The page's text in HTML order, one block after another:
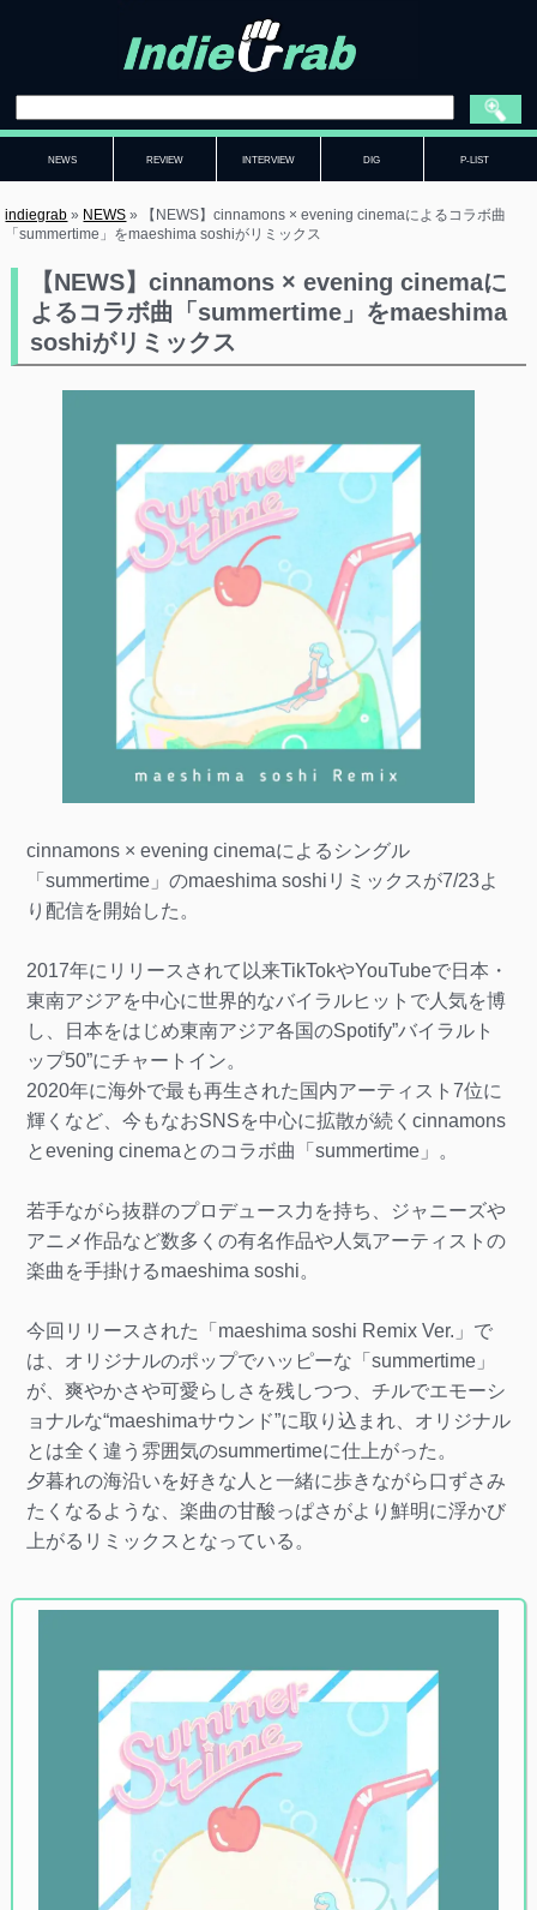
NEWS REVIEW INTERVIEW DIG P-LIST
indiegrab » NEWS »
【NEWS】cinnamons × evening cinemaによるコラボ曲
「summertime」をmaeshima soshiがリミックス
【NEWS】cinnamons × evening cinemaに
よるコラボ曲「summertime」をmaeshima
soshiがリミックス
cinnamons × evening cinemaによるシングル
「summertime」のmaeshima soshiリミックスが7/23よ
り配信を開始した。
2017年にリリースされて以来TikTokやYouTubeで日本・
東南アジアを中心に世界的なバイラルヒットで人気を博
し、日本をはじめ東南アジア各国のSpotify”バイラルト
ップ50”にチャートイン。
2020年に海外で最も再生された国内アーティスト7位に
輝くなど、今もなおSNSを中心に拡散が続くcinnamons
とevening cinemaとのコラボ曲「summertime」。
若手ながら抜群のプロデュース力を持ち、ジャニーズや
アニメ作品など数多くの有名作品や人気アーティストの
楽曲を手掛けるmaeshima soshi。
今回リリースされた「maeshima soshi Remix Ver.」で
は、オリジナルのポップでハッピーな「summertime」
が、爽やかさや可愛らしさを残しつつ、チルでエモーシ
ョナルな“maeshimaサウンド”に取り込まれ、オリジナル
とは全く違う雰囲気のsummertimeに仕上がった。
夕暮れの海沿いを好きな人と一緒に歩きながら口ずさみ
たくなるような、楽曲の甘酸っぱさがより鮮明に浮かび
上がるリミックスとなっている。